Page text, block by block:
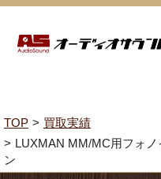
TOP
買取実績
LUXMAN MM/MC用フォ
ン